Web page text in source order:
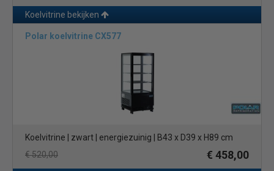
Koelvitrine bekijken
Polar koelvitrine CX577
Koelvitrine | zwart | energiezuinig | B43 x D39 x H89 cm
€ 520,00
€ 458,00